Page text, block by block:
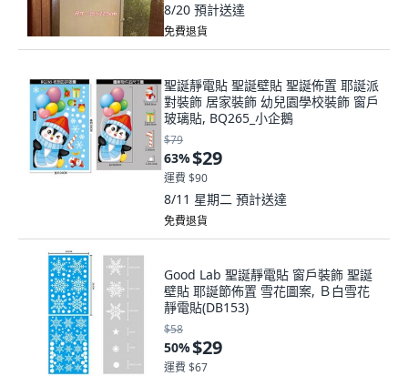
8/20 預計送達
免費退貨
聖誕靜電貼 聖誕壁貼 聖誕佈置 耶誕派
對裝飾 居家裝飾 幼兒園學校裝飾 窗戶
玻璃貼, BQ265_小企鵝
$79
63%$29
運費 $90
8/11 星期二 預計送達
免費退貨
Good Lab 聖誕靜電貼 窗戶裝飾 聖誕
壁貼 耶誕節佈置 雪花圖案, Ｂ白雪花
靜電貼(DB153)
$58
50%$29
運費 $67